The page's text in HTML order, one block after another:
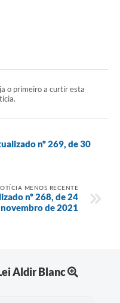
o primeiro a curtir esta
nº 269, de 30
MENOS RECENTE
nº 268, de 24
de 2021
Aldir Blanc